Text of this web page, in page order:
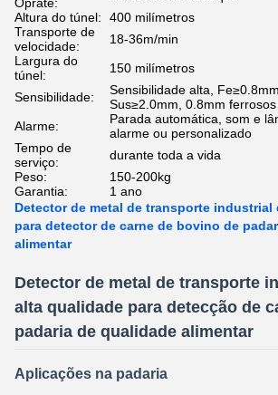
Altura do túnel:
400 milímetros
Transporte de
velocidade:
18-36m/min
Largura do
túnel:
150 milímetros
Sensibilidade:
Sensibilidade alta,
Sus≥2.0mm, 0.8mm ferrosos
Alarme:
Parada automática, som e
alarme ou personalizado
Tempo de
serviço:
durante toda a vida
Peso:
150-200kg
Garantia:
1 ano
Detector de metal de transporte industrial
para detector de carne de bovino de
alimentar
Detector de metal de transporte
alta qualidade para detecção de
padaria de qualidade alimentar
Aplicações na padaria